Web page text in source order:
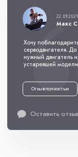
Оставить
22.09.2021
Макс
Хочу
серводвигателя.
нужный двигатель
устаревшей
Отзыв полностью